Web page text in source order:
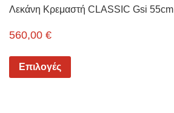
Λεκάνη Κρεμαστή CLASSIC Gsi 55cm
560,00 €
Επιλογές